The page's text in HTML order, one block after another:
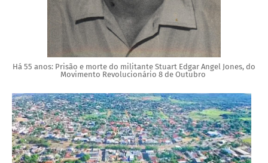
Há 55 anos: Prisão e morte do militante Stuart Edgar Angel Jones, do
Movimento Revolucionário 8 de Outubro